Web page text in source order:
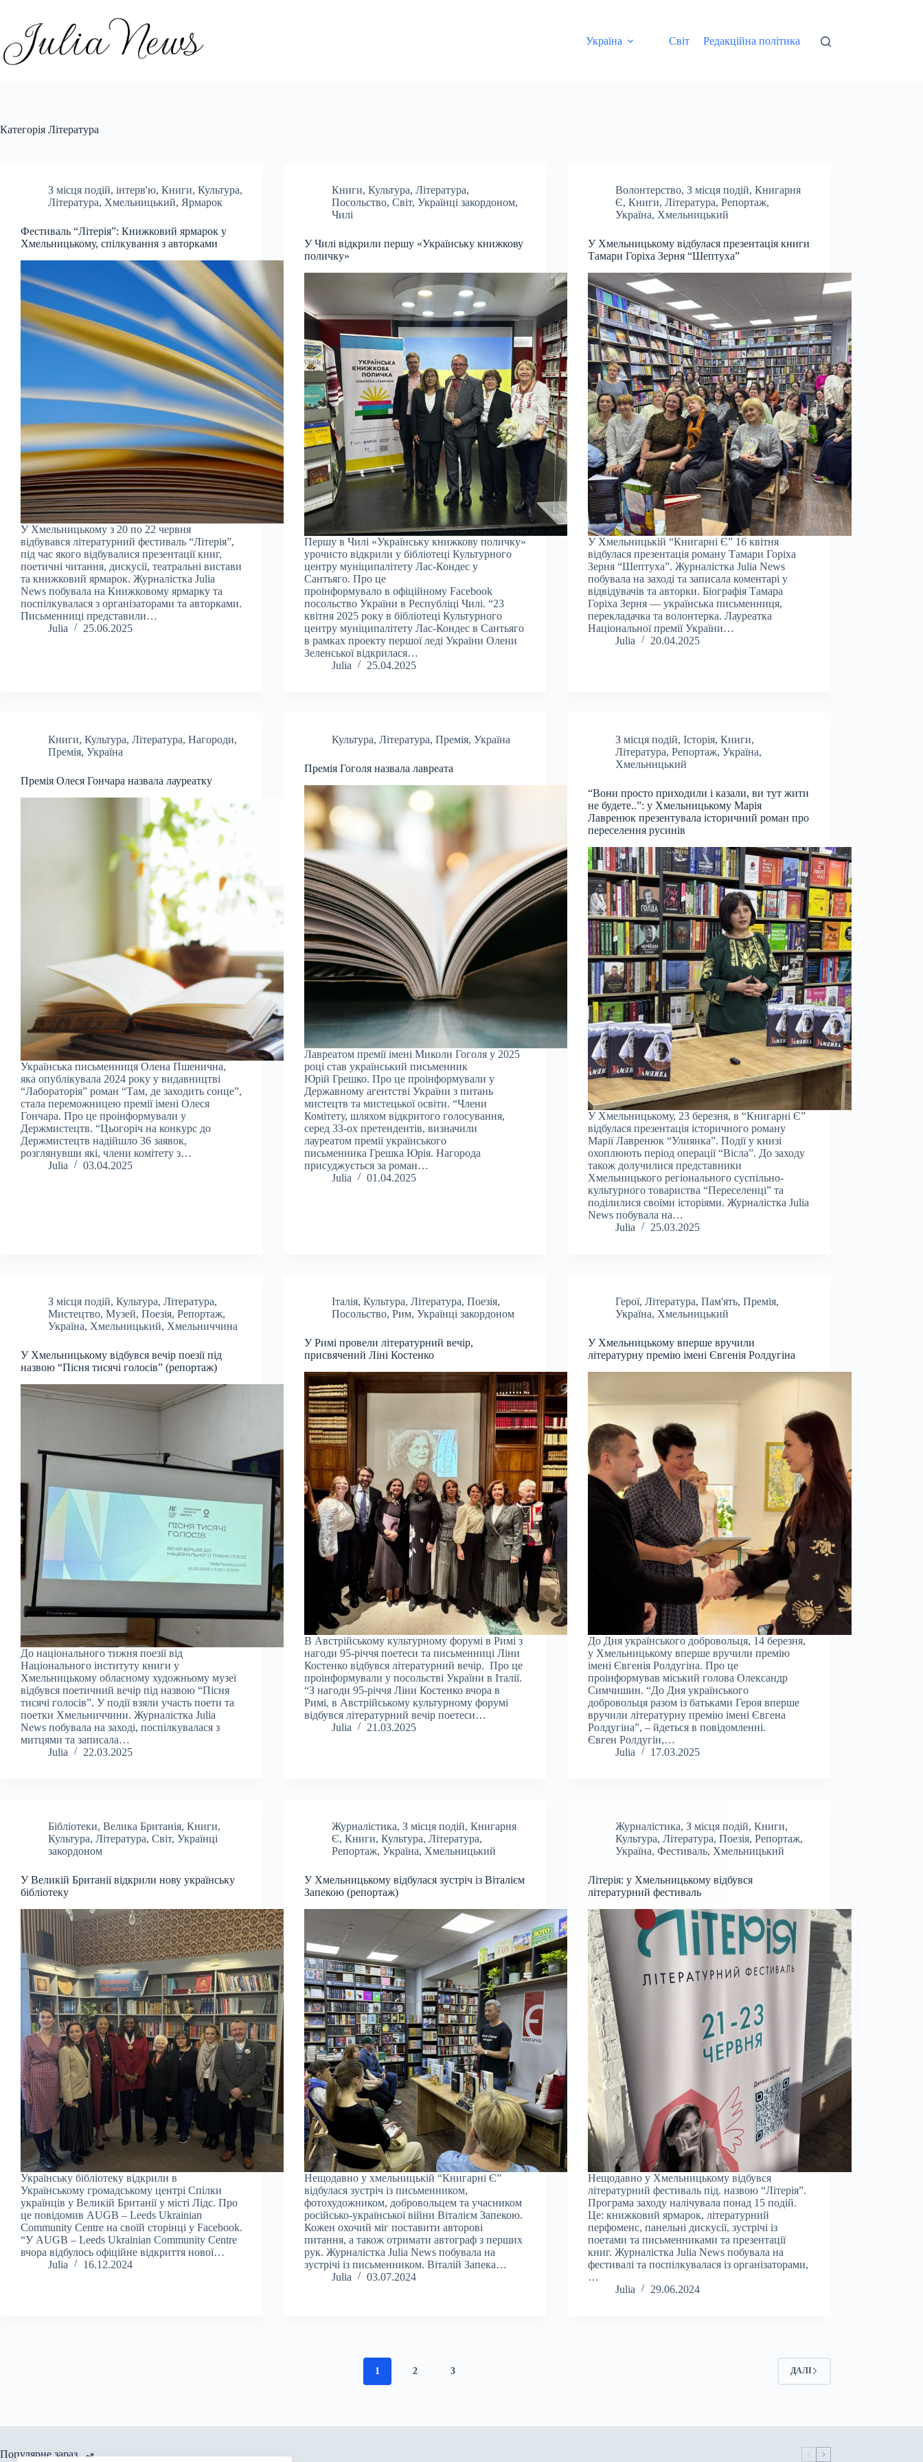
вмісту
Україна
Світ Редакційна політика
Категорія Література
З місця подій, інтерв'ю, Книги, Культура,
Література, Хмельницький, Ярмарок
Фестиваль “Літерія”: Книжковий ярмарок у
Хмельницькому, спілкування з авторками
У Хмельницькому з 20 по 22 червня
відбувався літературний фестиваль “Літерія”,
під час якого відбувалися презентації книг,
поетичні читання, дискусії, театральні вистави
та книжковий ярмарок. Журналістка Julia
News побувала на Книжковому ярмарку та
поспілкувалася з організаторами та авторками.
Письменниці представили…
Julia
25.06.2025
Книги,Культура,Література,
Посольство,Світ,Українці закордоном,
Чилі
У Чилі відкрили першу «Українську книжкову
поличку»
Першу в Чилі «Українську книжкову поличку»
урочисто відкрили у бібліотеці Культурного
центру муніципалітету Лас-Кондес у
Сантьяго. Про це
проінформувало в офіційному Facebook
посольство України в Республіці Чилі. “23
квітня 2025 року в бібліотеці Культурного
центру муніципалітету Лас-Кондес в Сантьяго
в рамках проекту першої леді України Олени
Зеленської відкрилася…
Julia
25.04.2025
Волонтерство,З місця подій,Книгарня
Є,Книги,Література,Репортаж,
Україна, Хмельницький
У Хмельницькому відбулася презентація книги
Тамари Горіха Зерня “Шептуха”
У Хмельницькій “Книгарні Є” 16 квітня
відбулася презентація роману Тамари Горіха
Зерня “Шептуха”. Журналістка Julia News
побувала на заході та записала коментарі у
відвідувачів та авторки. Біографія Тамара
Горіха Зерня — українська письменниця,
перекладачка та волонтерка. Лауреатка
Національної премії України…
Julia
20.04.2025
Книги, Культура, Література, Нагороди,
Премія, Україна
Премія Олеся Гончара назвала лауреатку
Українська письменниця Олена Пшенична,
яка опублікувала 2024 року у видавництві
“Лабораторія” роман “Там, де заходить сонце”,
стала переможницею премії імені Олеся
Гончара. Про це проінформували у
Держмистецтв. “Цьогоріч на конкурс до
Держмистецтв надійшло 36 заявок,
розглянувши які, члени комітету з…
Julia
03.04.2025
Культура,Література,Премія,Україна
Премія Гоголя назвала лавреата
Лавреатом премії імені Миколи Гоголя у 2025
році став український письменник
Юрій Грешко. Про це проінформували у
Державному агентстві України з питань
мистецтв та мистецької освіти. “Члени
Комітету, шляхом відкритого голосування,
серед 33-ох претендентів, визначили
лауреатом премії українського
письменника Грешка Юрія. Нагорода
присуджується за роман…
Julia
01.04.2025
З місця подій,Історія,Книги,
Література,Репортаж,Україна,
Хмельницький
“Вони просто приходили і казали, ви тут жити
не будете..”: у Хмельницькому Марія
Лавренюк презентувала історичний роман про
переселення русинів
У Хмельницькому, 23 березня, в “Книгарні Є”
відбулася презентація історичного роману
Марії Лавренюк “Улиянка”. Події у книзі
охоплюють період операції “Вісла”. До заходу
також долучилися представники
Хмельницького регіонального суспільно-
культурного товариства “Переселенці” та
поділилися своїми історіями. Журналістка Julia
News побувала на…
Julia
25.03.2025
З місця подій, Культура, Література,
Мистецтво, Музей, Поезія, Репортаж,
Україна, Хмельницький, Хмельниччина
У Хмельницькому відбувся вечір поезії під
назвою “Пісня тисячі голосів” (репортаж)
До національного тижня поезії від
Національного інституту книги у
Хмельницькому обласному художньому музеї
відбувся поетичний вечір під назвою “Пісня
тисячі голосів”. У події взяли участь поети та
поетки Хмельниччини. Журналістка Julia
News побувала на заході, поспілкувалася з
митцями та записала…
Julia
22.03.2025
Італія,Культура,Література,Поезія,
Посольство,Рим,Українці закордоном
У Римі провели літературний вечір,
присвячений Ліні Костенко
В Австрійському культурному форумі в Римі з
нагоди 95-річчя поетеси та письменниці Ліни
Костенко відбувся літературний вечір. Про це
проінформували у посольстві України в Італії.
“З нагоди 95-річчя Ліни Костенко вчора в
Римі, в Австрійському культурному форумі
відбувся літературний вечір поетеси…
Julia
21.03.2025
Герої,Література,Пам'ять,Премія,
Україна, Хмельницький
У Хмельницькому вперше вручили
літературну премію імені Євгенія Ролдугіна
До Дня українського добровольця, 14 березня,
у Хмельницькому вперше вручили премію
імені Євгенія Ролдугіна. Про це
проінформував міський голова Олександр
Симчишин. “До Дня українського
добровольця разом із батьками Героя вперше
вручили літературну премію імені Євгена
Ролдугіна”, – йдеться в повідомленні.
Євген Ролдугін,…
Julia
17.03.2025
Бібліотеки, Велика Британія, Книги,
Культура, Література, Світ, Українці
закордоном
У Великій Британії відкрили нову українську
бібліотеку
Українську бібліотеку відкрили в
Українському громадському центрі Спілки
українців у Великій Британії у місті Лідс. Про
це повідомив AUGB – Leeds Ukrainian
Community Centre на своїй сторінці у Facebook.
“У AUGB – Leeds Ukrainian Community Centre
вчора відбулось офіційне відкриття нової…
Julia
16.12.2024
Журналістика,З місця подій,Книгарня
Є,Книги,Культура,Література,
Репортаж,Україна, Хмельницький
У Хмельницькому відбулася зустріч із Віталієм
Запекою (репортаж)
Нещодавно у хмельницькій “Книгарні Є”
відбулася зустріч із письменником,
фотохудожником, добровольцем та учасником
російсько-української війни Віталієм Запекою.
Кожен охочий міг поставити авторові
питання, а також отримати автограф з перших
рук. Журналістка Julia News побувала на
зустрічі із письменником. Віталій Запека…
Julia
03.07.2024
Журналістика,З місця подій,Книги,
Культура,Література,Поезія,Репортаж,
Україна,Фестиваль, Хмельницький
Літерія: у Хмельницькому відбувся
літературний фестиваль
Нещодавно у Хмельницькому відбувся
літературний фестиваль під. назвою “Літерія”.
Програма заходу налічувала понад 15 подій.
Це: книжковий ярмарок, літературний
перфоменс, панельні дискусії, зустрічі із
поетами та письменниками та презентації
книг. Журналістка Julia News побувала на
фестивалі та поспілкувалася із організаторами,
…
Julia
29.06.2024
1 2 3 ДАЛІ
Популярне зараз